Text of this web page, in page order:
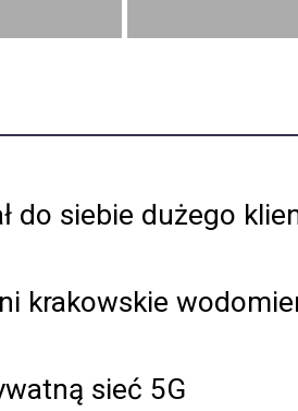
do siebie dużego
krakowskie
sieć 5G